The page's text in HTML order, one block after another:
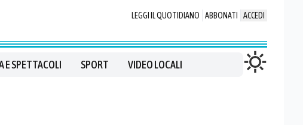
LEGGI IL QUOTIDIANO ABBONATI ACCEDI
E SPETTACOLI SPORT VIDEO LOCALI